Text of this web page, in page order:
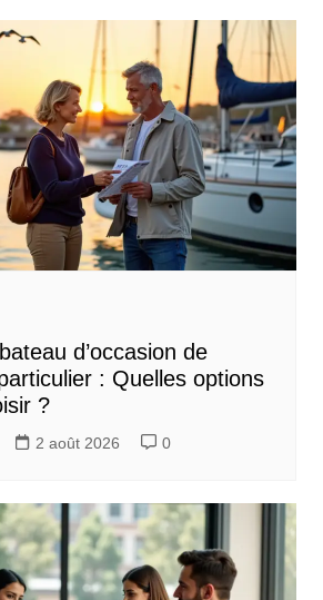
d’occasion de
: Quelles options
?
2 août 2026 0